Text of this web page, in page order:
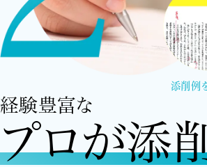
添削例
経験豊富な
プロが添